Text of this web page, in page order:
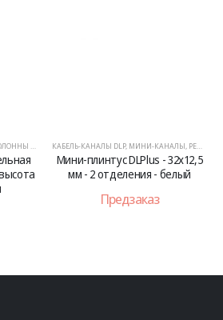
КОЛОННЫ ,РЕШЕНИЯ ДЛЯ ОФИСОВ
КАБЕЛЬ-КАНАЛЫ DLP, МИНИ-КАНАЛЫ,РЕШЕНИЯ ДЛЯ ОФИСОВ
Мини-плинтус DLPlus - 32x12,5
мм - 2 отделения - белый
Предзаказ